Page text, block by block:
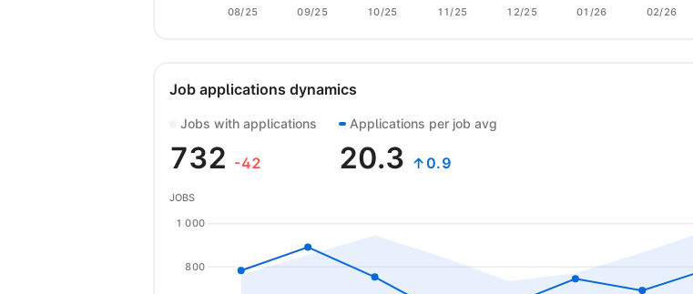
08/25 09/25 10/25 11/25 12/25 01/26 02/26
Job applications dynamics
Jobs with applications
732 -42
Applications per job avg
20.3 ↑0.9
800
1 000
JOBS